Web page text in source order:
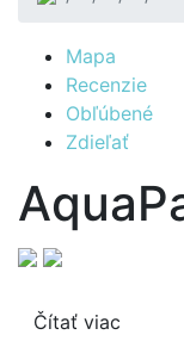
Mapa
Recenzie
Obľúbené
Zdieľať
Čítať viac